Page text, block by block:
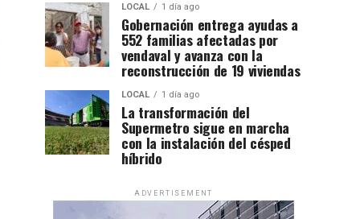
LOCAL 1 día ago
Gobernación entrega ayudas a
552 familias afectadas por
vendaval y avanza con la
reconstrucción de 19 viviendas
LOCAL 1 día ago
La transformación del
Supermetro sigue en marcha
con la instalación del césped
híbrido
ADVERTISEMENT